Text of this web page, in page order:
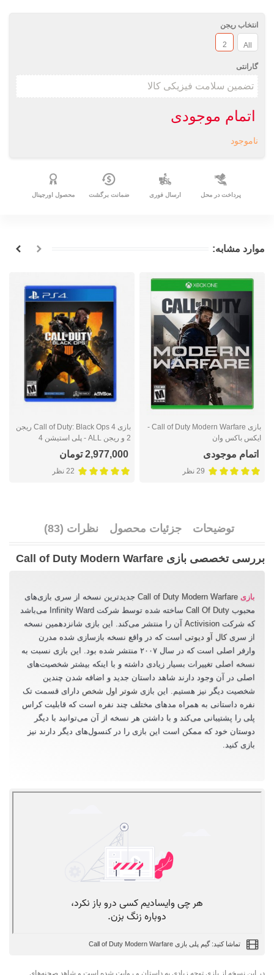
انتخاب ریجن
All
2
گارانتی
اتمام موجودی
ناموجود
پرداخت در محل ارسال فوری ضمانت برگشت محصول اورجینال
موارد مشابه:
بازی Call of Duty Modern Warfare -
ایکس باکس وان
اتمام موجودی
29 نظر
بازی Call of Duty: Black Ops 4 ریجن
2 و ریجن ALL - پلی استیشن 4
2,977,000 تومان
22 نظر
توضیحات جزئیات محصول نظرات (83)
بررسی تخصصی بازی Call of Duty Modern Warfare
بازی Call of Duty Modern Warfare جدیدترین نسخه از سری بازی‌های
محبوب Call Of Duty
ساخته شده توسط شرکت Infinity Ward می‌باشد
که شرکت Activision آن را منتشر می‌کند. این بازی شانزدهمین نسخه
از سریکال آو دیوتی است که در واقع نسخه بازسازی شده مدرن
وارفر اصلی است که در سال ۲۰۰۷ منتشر شده بود. این بازی نسبت به
نسخه اصلی تغییرات بسیار زیادی داشته و با اینکه بیشتر شخصیت‌های
اصلی در آن وجود دارند شاهد داستان جدید و اضافه شدن چندین
شخصیت دیگر نیز هستیم. این بازی شوتر اول شخص دارای قسمت تک
نفره داستانی به همراه مدهای مختلف چند نفره است که قابلیت کراس
پلی را پشتیبانی می‌کند و با داشتن هر نسخه از آن می‌توانید با دیگر
دوستان خود که ممکن است این بازی را در کنسول‌های دیگر دارند نیز
بازی کنید.
تماشا کنید: گیم پلی بازی Call of Duty Modern Warfare
در این نسخه از بازی توجه زیادی به داستان و روایت شده است و شاهد صحنه‌های